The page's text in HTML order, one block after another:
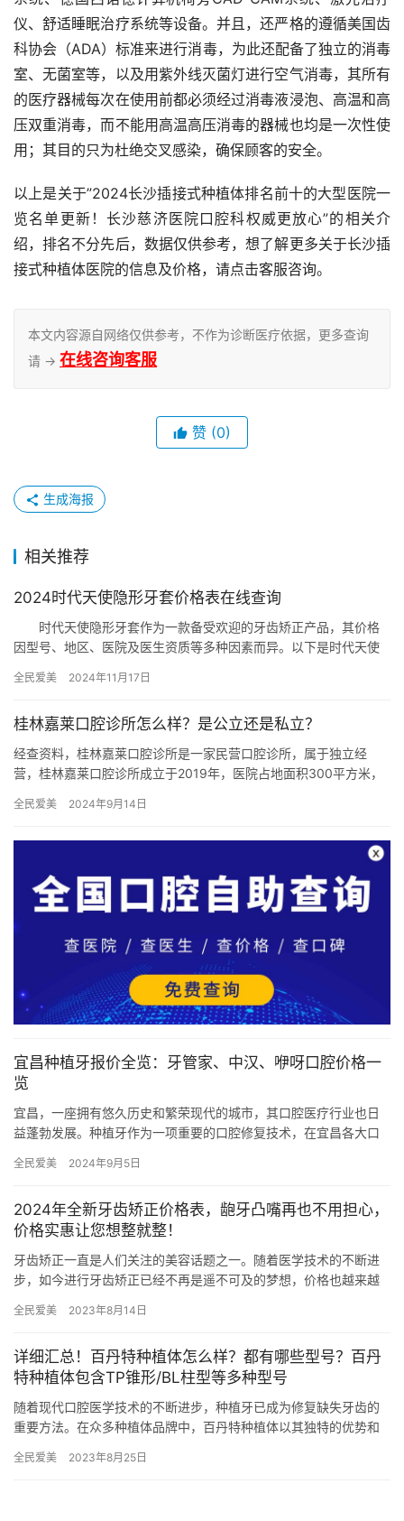
仪、舒适睡眠治疗系统等设备。并且，还严格的遵循美国齿
科协会（ADA）标准来进行消毒，为此还配备了独立的消毒
室、无菌室等，以及用紫外线灭菌灯进行空气消毒，其所有
的医疗器械每次在使用前都必须经过消毒液浸泡、高温和高
压双重消毒，而不能用高温高压消毒的器械也均是一次性使
用；其目的只为杜绝交叉感染，确保顾客的安全。
以上是关于”2024长沙插接式种植体排名前十的大型医院一
览名单更新！长沙慈济医院口腔科权威更放心”的相关介
绍，排名不分先后，数据仅供参考，想了解更多关于长沙插
接式种植体医院的信息及价格，请点击客服咨询。
本文内容源自网络仅供参考，不作为诊断医疗依据，更多查询
请 → 在线咨询客服
赞 (0)
生成海报
相关推荐
2024时代天使隐形牙套价格表在线查询
时代天使隐形牙套作为一款备受欢迎的牙齿矫正产品，其价格
因型号、地区、医院及医生资质等多种因素而异。以下是时代天使
春…
全民爱美 2024年11月17日
桂林嘉莱口腔诊所怎么样？是公立还是私立？
经查资料，桂林嘉莱口腔诊所是一家民营口腔诊所，属于独立经
营，桂林嘉莱口腔诊所成立于2019年，医院占地面积300平方米，
牙、…
全民爱美 2024年9月14日
宜昌种植牙报价全览：牙管家、中汉、咿呀口腔价格一
览
宜昌，一座拥有悠久历史和繁荣现代的城市，其口腔医疗行业也日
益蓬勃发展。种植牙作为一项重要的口腔修复技术，在宜昌各大口
考量的…
全民爱美 2024年9月5日
2024年全新牙齿矫正价格表，龅牙凸嘴再也不用担心，
价格实惠让您想整就整！
牙齿矫正一直是人们关注的美容话题之一。随着医学技术的不断进
步，如今进行牙齿矫正已经不再是遥不可及的梦想，价格也越来越
疗…
全民爱美 2023年8月14日
详细汇总！百丹特种植体怎么样？都有哪些型号？百丹
特种植体包含TP锥形/BL柱型等多种型号
随着现代口腔医学技术的不断进步，种植牙已成为修复缺失牙齿的
重要方法。在众多种植体品牌中，百丹特种植体以其独特的优势和
的特点…
全民爱美 2023年8月25日